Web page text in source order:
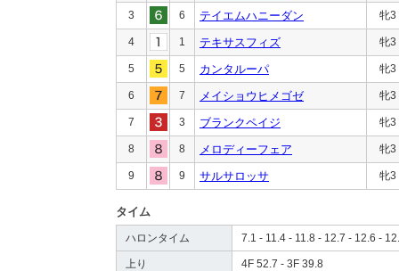
3 6 テイエムハニーダン 牝3
4 1 テキサスフィズ 牝3
5 5 カンタルーパ 牝3
6 7 メイショウヒメゴゼ 牝3
7 3 ブランクペイジ 牝3
8 8 メロディーフェア 牝3
9 9 サルサロッサ 牝3
タイム
ハロンタイム 7.1 - 11.4 - 11.8 - 12.7 - 12.6 -
上り 4F 52.7 - 3F 39.8